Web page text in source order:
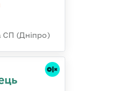
СП (Дніпро)